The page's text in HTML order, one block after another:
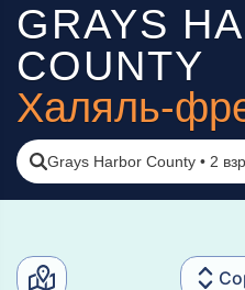
GRAYS
COUNTY
Халяль-
Grays Harbor County • 2